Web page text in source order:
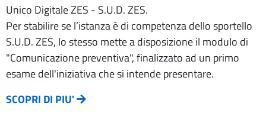
Unico Digitale ZES - S.U.D. ZES.
Per stabilire se l’istanza è di competenza dello sportello
S.U.D. ZES, lo stesso mette a disposizione il modulo di
"Comunicazione preventiva", finalizzato ad un primo
esame dell'iniziativa che si intende presentare.
SCOPRI DI PIU'